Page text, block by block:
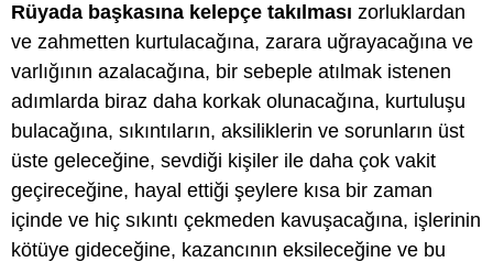
Rüyada başkasına kelepçe takılması zorluklardan
ve zahmetten kurtulacağına, zarara uğrayacağına ve
varlığının azalacağına, bir sebeple atılmak istenen
adımlarda biraz daha korkak olunacağına, kurtuluşu
bulacağına, sıkıntıların, aksiliklerin ve sorunların üst
üste geleceğine, sevdiği kişiler ile daha çok vakit
geçireceğine, hayal ettiği şeylere kısa bir zaman
içinde ve hiç sıkıntı çekmeden kavuşacağına, işlerinin
kötüye gideceğine, kazancının eksileceğine ve bu